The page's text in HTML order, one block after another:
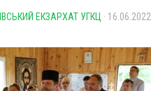
ЕКЗАРХАТ УГКЦ · 16.06.2022